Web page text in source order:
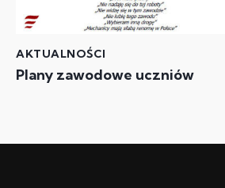
AKTUALNOŚCI
Plany zawodowe uczniów